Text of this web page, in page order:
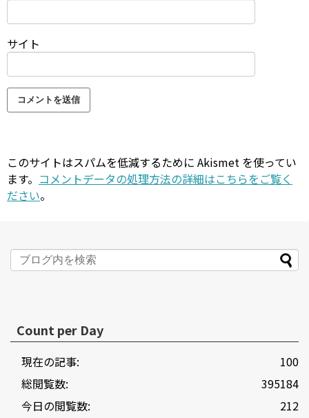
サイト
このサイトはスパムを低減するために Akismet を使ってい
ます。 コメントデータの処理方法の詳細はこちらをご覧く
ださい。
Count per Day
100
現在の記事:
395184
総閲覧数:
212
今日の閲覧数: